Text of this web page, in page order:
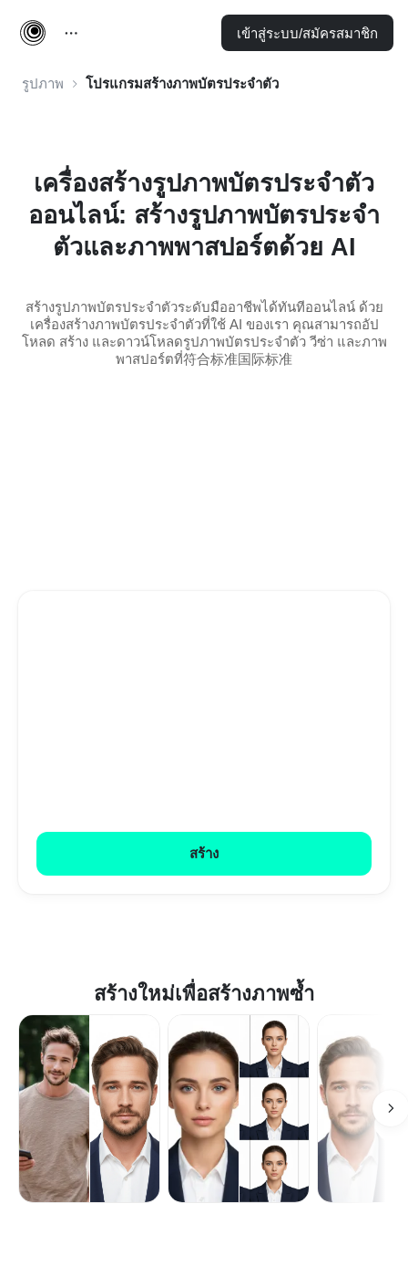
เข้าสู่ระบบ/สมัครสมาชิก
รูปภาพ โปรแกรมสร้างภาพบัตรประจำตัว
เครื่องสร้างรูปภาพบัตรประจำตัว
ออนไลน์: สร้างรูปภาพบัตรประจำ
ตัวและภาพพาสปอร์ตด้วย AI
สร้างรูปภาพบัตรประจำตัวระดับมืออาชีพได้ทันทีออนไลน์ ด้วย
เครื่องสร้างภาพบัตรประจำตัวที่ใช้ AI ของเรา คุณสามารถอัป
โหลด สร้าง และดาวน์โหลดรูปภาพบัตรประจำตัว วีซ่า และภาพ
พาสปอร์ตที่符合标准国际标准
สร้าง
สร้างใหม่เพื่อสร้างภาพซ้ำ